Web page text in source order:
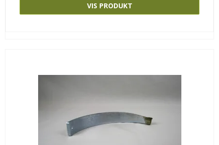
VIS PRODUKT